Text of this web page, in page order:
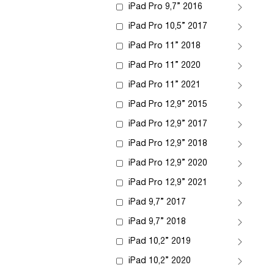
iPad Pro 9,7” 2016
iPad Pro 10,5” 2017
iPad Pro 11” 2018
iPad Pro 11” 2020
iPad Pro 11” 2021
iPad Pro 12,9” 2015
iPad Pro 12,9” 2017
iPad Pro 12,9” 2018
iPad Pro 12,9” 2020
iPad Pro 12,9” 2021
iPad 9,7” 2017
iPad 9,7” 2018
iPad 10,2” 2019
iPad 10,2” 2020